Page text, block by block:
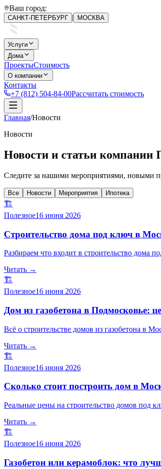
Ваш город:
САНКТ-ПЕТЕРБУРГ | МОСКВА
Услуги
Дома
ПроектыСтоимость
О компании
Контакты
+7 (812) 504-84-00Рассчитать стоимость
Главная/Новости
Новости
Новости и статьи компании
Следите за нашими мероприятиями, новыми
Все Новости Мероприятия Ипотека
🏗️
Полезное16 июня 2026
Строительство дома под ключ в
Разбираем что входит в строительство дома
Читать →
🏗️
Полезное16 июня 2026
Дом из газобетона в Подмосковье:
Всё о строительстве домов из газобетона в
Читать →
🏗️
Полезное16 июня 2026
Сколько стоит построить дом в
Реальные цены на строительство домов под
Читать →
🏗️
Полезное16 июня 2026
Газобетон или керамоблок: что